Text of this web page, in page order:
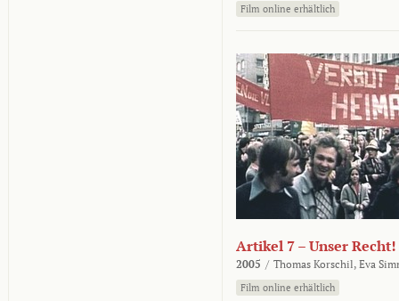
Film online erhältlich
Artikel 7 – Unser Recht!
2005 / Thomas Korschil, Eva
Film online erhältlich